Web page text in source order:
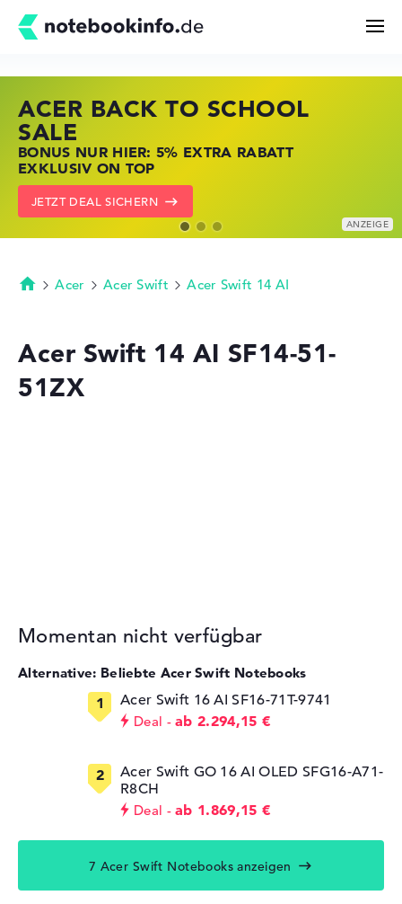
Kaufberatung
Technik & Wissen
Deals
ACER BACK TO SCHOOL
SALE
BONUS NUR HIER: 5% EXTRA RABATT
EXKLUSIV ON TOP
JETZT DEAL SICHERN
HP STORE SSV DEALS
JETZT ZUGREIFEN: NOTEBOOKS BEI HP
KRÄFTIG REDUZIERT
ZU DEN HP ANGEBOTEN
LENOVO LAPTOP DEALS
NOTEBOOKS BEI LENOVO JETZT
KRÄFTIG REDUZIERT
LENOVO DEALS ZEIGEN
Startseite
Acer Acer Swift Acer Swift 14 AI
Acer Swift 14 AI SF14-51-
51ZX
Momentan nicht verfügbar
Alternative: Beliebte Acer Swift Notebooks
Acer Swift 16 AI SF16-71T-9741
Deal ab 2.294,15 €
Acer Swift GO 16 AI OLED SFG16-A71-
R8CH
Deal ab 1.869,15 €
7 Acer Swift Notebooks anzeigen